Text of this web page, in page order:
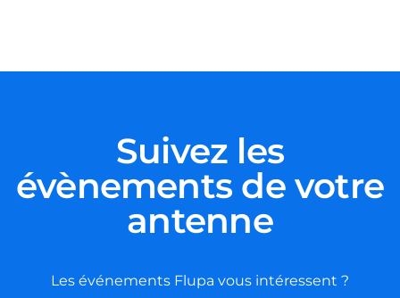
Suivez les
évènements de votre
antenne
Les événements Flupa vous intéressent ?